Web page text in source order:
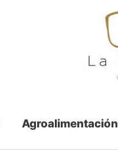
Agroalimentación